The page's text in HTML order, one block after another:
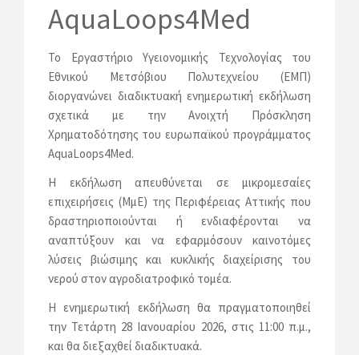
AquaLoops4Med
Το Εργαστήριο Υγειονομικής Τεχνολογίας του
Εθνικού Μετσόβιου Πολυτεχνείου (ΕΜΠ)
διοργανώνει διαδικτυακή ενημερωτική εκδήλωση
σχετικά με την Ανοιχτή Πρόσκληση
Χρηματοδότησης του ευρωπαϊκού προγράμματος
AquaLoops4Med.
Η εκδήλωση απευθύνεται σε μικρομεσαίες
επιχειρήσεις (ΜμΕ) της Περιφέρειας Αττικής που
δραστηριοποιούνται ή ενδιαφέρονται να
αναπτύξουν και να εφαρμόσουν καινοτόμες
λύσεις βιώσιμης και κυκλικής διαχείρισης του
νερού στον αγροδιατροφικό τομέα.
Η ενημερωτική εκδήλωση θα πραγματοποιηθεί
την Τετάρτη 28 Ιανουαρίου 2026, στις 11:00 π.μ.,
και θα διεξαχθεί διαδικτυακά.